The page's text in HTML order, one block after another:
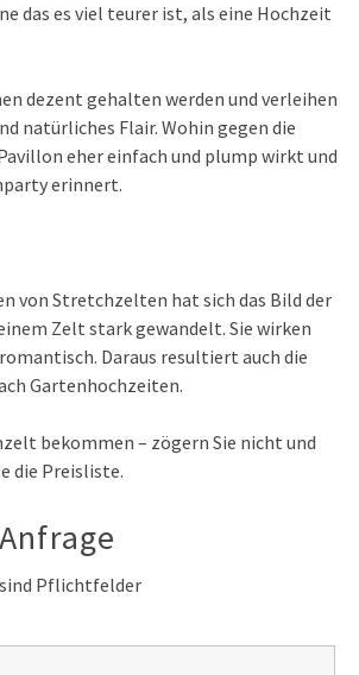
das es viel teurer ist, als eine Hochzeit
dezent gehalten werden und verleihen
natürliches Flair. Wohin gegen die
eher einfach und plump wirkt und
erinnert.
von Stretchzelten hat sich das Bild der
Zelt stark gewandelt. Sie wirken
Daraus resultiert auch die
Gartenhochzeiten.
bekommen – zögern Sie nicht und
die Preisliste.
sind Pflichtfelder